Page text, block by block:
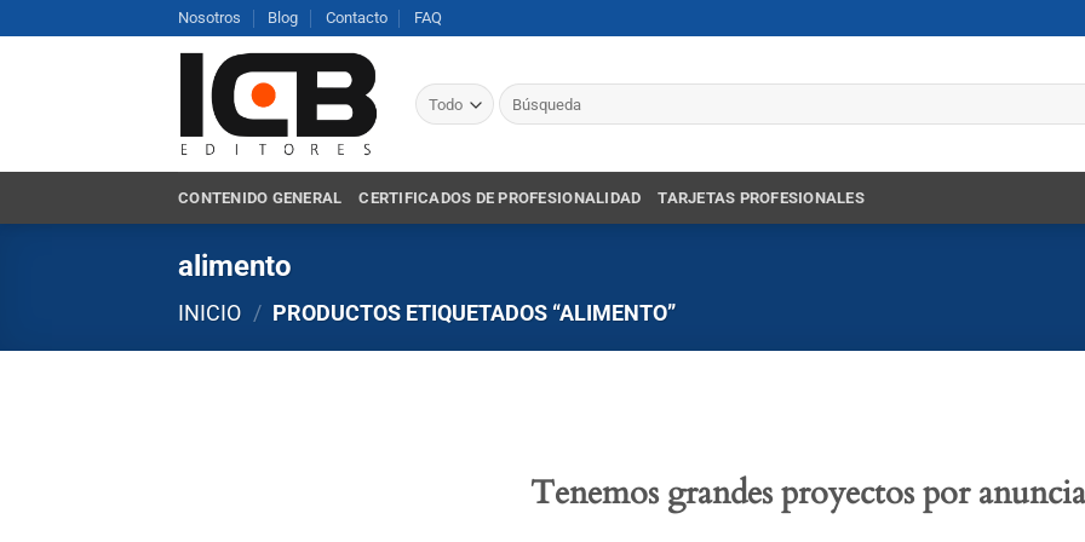
al
Nosotros Blog Contacto FAQ
Buscar
por:
CONTENIDO GENERAL CERTIFICADOS DE PROFESIONALIDAD TARJETAS PROFESIONALES
alimento
INICIO / PRODUCTOS ETIQUETADOS “ALIMENTO”
Tenemos grandes proyectos por